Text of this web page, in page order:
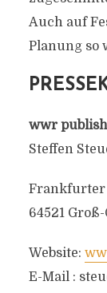
Auch auf
Planung so
wwr
Steffen
Frankfurter
64521
Website:
E-Mail :